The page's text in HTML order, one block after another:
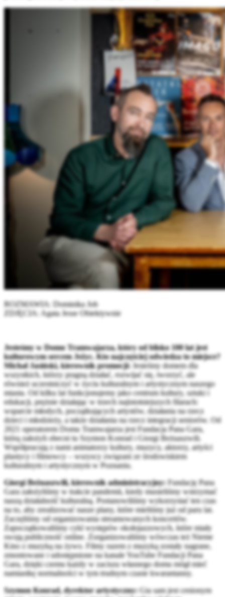
ROZMAWIA: Dominika Job
ZDJĘCIA: Agata Jesse Obiektywnie
Jesteśmy w Domu Tramwajarza, który od blisko 100 lat jest
kulturowym sercem Jeżyc. Kto najczęściej odwiedza to miejsce?
Michał Jasiński, kierownik promocji: Jesteśmy domem dla
wszystkich, którzy pragną działać, rozwijać się, tworzyć, ale
również uczestniczyć w życiu kulturalnym i artystycznym naszego
miasta. Od kilku lat funkcjonujemy jako centrum kultury, sztuki i
edukacji, prężnie działając w trzech najistotniejszych filarach:
wsparcie młodych, początkujących artystów, działania na rzecz
dzieci i młodzieży, a także działania na rzecz integracji seniorów. Od
2021 operatorem Domu Tramwajarza jest Fundacja Pana Gara,
którą założyli obecni tu Szymon Konrad i Giorgi Beżuaszwili.
Współpracują z nami animatorzy kultury, muzycy, aktorzy, artyści
plastycy i filmowcy – wszyscy związani ze środowiskiem
kulturalnym i artystycznym w Poznaniu.
Giorgi Beżuaszwili, kierownik administracyjny: Fundację Pana
Gara założyliśmy w trakcie pandemii, kiedy musieliśmy wstrzymać
naszą działalność kulturalną. Postanowiliśmy wykorzystać ten czas
na to, aby zrealizować nasze plany, które mieliśmy już od paru lat.
Zaczęliśmy od organizowania streamowanych koncertów.
Zapoczątkowaliśmy cykl występów okołojazzowych, które miały
swoją publiczność online. Zorganizowaliśmy wówczas też Nieme
Kino z muzyką na żywo. Filmy razem z muzyką zostały nagrane,
zmontowane i udostępnione na kanale YouTube Fundacji Pana
Gara, dzięki czemu każdy w zaciszu własnego domu mógł mieć
namiastkę normalności w tym trudnym czasie kwarantanny.
Szymon Konrad, dyrektor artystyczny:Gia sam jest cenionym